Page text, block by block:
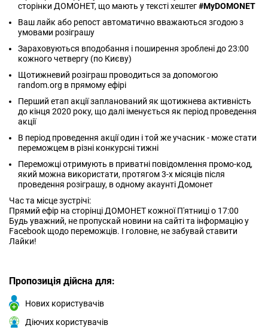
сторінки ДОМОНЕТ, що мають у тексті хештег#MyDOMONET
Ваш лайк або репост автоматично вважаються згодою з
умовами розіграшу
Зараховуються вподобання і поширення зроблені до 23:00
кожного четвергу (по Києву)
Щотижневий розіграш проводиться за допомогою
random.org в прямому ефірі
Перший етап акції запланований як щотижнева активність
до кінця 2020 року, що далі іменується як період проведення
акції
В період проведення акції один і той же учасник - може стати
переможцем в різні конкурсні тижні
Переможці отримують в приватні повідомлення промо-код,
який можна використати, протягом 3-х місяців після
проведення розіграшу, в одному акаунті Домонет
Час та місце зустрічі:
Прямий ефір на сторінці ДОМОНЕТ кожної П'ятниці о 17:00
Будь уважний, не пропускай новини на сайті та інформацію у
Facebook щодо переможців. І головне, не забувай ставити
Лайки!
Пропозиція дійсна для:
Нових користувачів
Діючих користувачів